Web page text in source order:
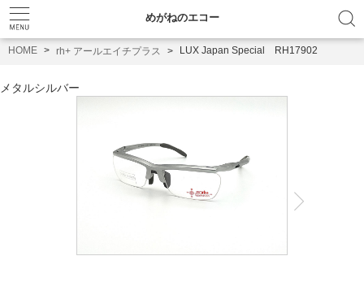
めがねのエコー
HOME rh+ アールエイチプラス LUX Japan Special RH17902
メタルシルバー